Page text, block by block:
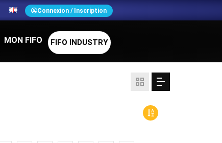
Connexion / Inscription
MON FIFO FIFO INDUSTRY